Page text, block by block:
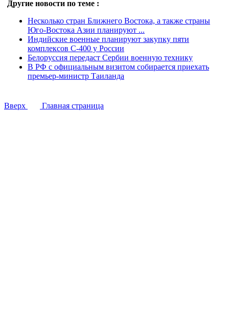
Другие новости по теме :
Несколько стран Ближнего Востока, а также страны
Юго-Востока Азии планируют ...
Индийские военные планируют закупку пяти
комплексов С-400 у России
Белоруссия передаст Сербии военную технику
В РФ с официальным визитом собирается приехать
премьер-министр Таиланда
Вверх Главная страница